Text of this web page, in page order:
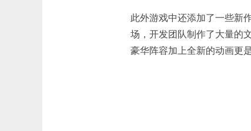
此外游戏中还添加了一些新
场，开发团队制作了大量的
豪华阵容加上全新的动画更